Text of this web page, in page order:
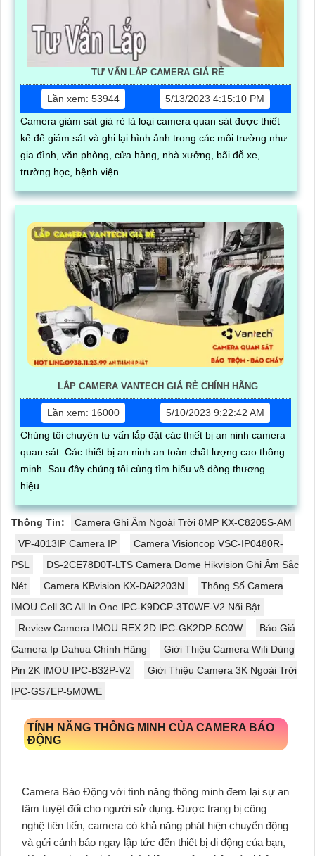
TƯ VẤN LẮP CAMERA GIÁ RẺ
Lần xem: 53944
5/13/2023 4:15:10 PM
Camera giám sát giá rẻ là loại camera quan sát được thiết
kế để giám sát và ghi lại hình ảnh trong các môi trường như
gia đình, văn phòng, cửa hàng, nhà xưởng, bãi đỗ xe,
trường học, bệnh viện. .
LẮP CAMERA VANTECH GIÁ RẺ CHÍNH HÃNG
Lần xem: 16000
5/10/2023 9:22:42 AM
Chúng tôi chuyên tư vấn lắp đặt các thiết bị an ninh camera
quan sát. Các thiết bị an ninh an toàn chất lượng cao thông
minh. Sau đây chúng tôi cùng tìm hiểu về dòng thương
hiệu...
Thông Tin:
Camera Ghi Âm Ngoài Trời 8MP KX-C8205S-AM
VP-4013IP Camera IP
Camera Visioncop VSC-IP0480R-
PSL
DS-2CE78D0T-LTS Camera Dome Hikvision Ghi Âm Sắc
Nét
Camera KBvision KX-DAi2203N
Thông Số Camera
IMOU Cell 3C All In One IPC-K9DCP-3T0WE-V2 Nổi Bật
Review Camera IMOU REX 2D IPC-GK2DP-5C0W
Báo Giá
Camera Ip Dahua Chính Hãng
Giới Thiệu Camera Wifi Dùng
Pin 2K IMOU IPC-B32P-V2
Giới Thiệu Camera 3K Ngoài Trời
IPC-GS7EP-5M0WE
TÍNH NĂNG THÔNG MINH CỦA CAMERA BÁO
ĐỘNG
Camera Báo Động với tính năng thông minh đem lại sự an
tâm tuyệt đối cho người sử dụng. Được trang bị công
nghệ tiên tiến, camera có khả năng phát hiện chuyển động
và gửi cảnh báo ngay lập tức đến thiết bị di động của bạn,